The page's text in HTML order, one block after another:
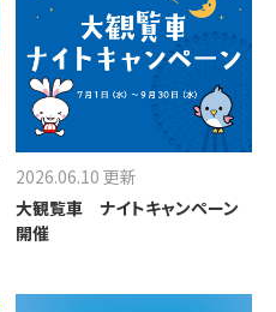
2026.06.10 更新
大観覧車 ナイトキャンペーン
開催